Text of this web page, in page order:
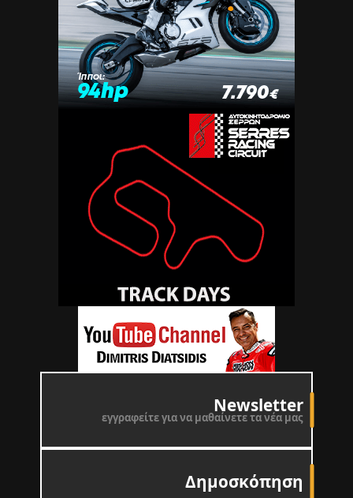
Newsletter
εγγραφείτε για να μαθαίνετε τα νέα μας
Δημοσκόπηση